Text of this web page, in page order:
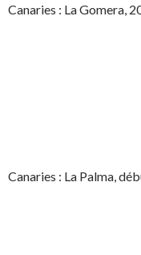
Canaries : La Gomera,
Canaries : La Palma,